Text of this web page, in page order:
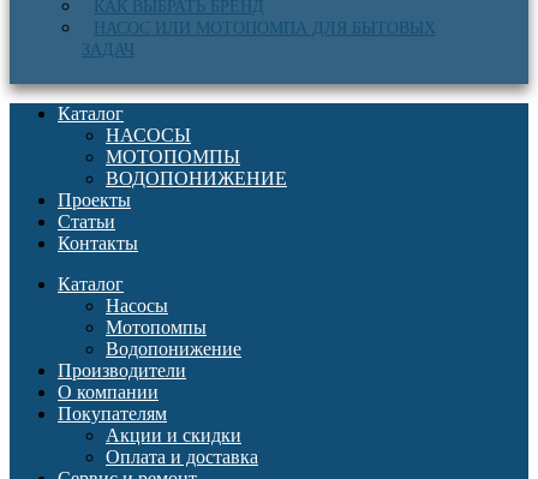
КАК ВЫБРАТЬ БРЕНД
НАСОС ИЛИ МОТОПОМПА ДЛЯ БЫТОВЫХ
ЗАДАЧ
Каталог
НАСОСЫ
МОТОПОМПЫ
ВОДОПОНИЖЕНИЕ
Проекты
Статьи
Контакты
Каталог
Насосы
Мотопомпы
Водопонижение
Производители
О компании
Покупателям
Акции и скидки
Оплата и доставка